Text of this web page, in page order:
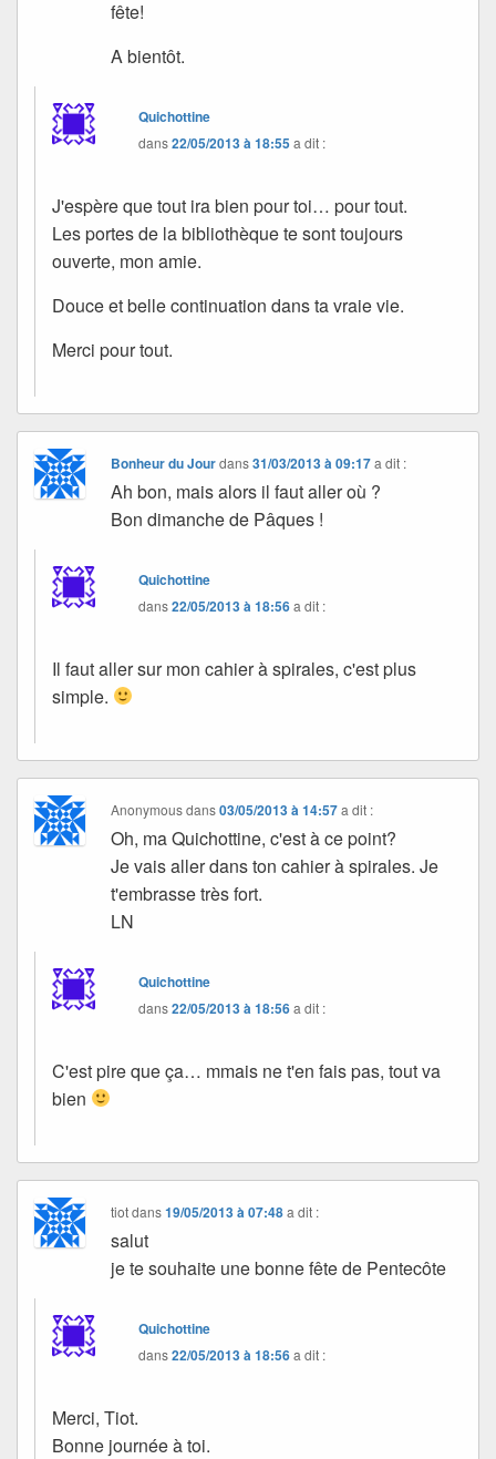
fête!
A bientôt.
Quichottine
dans22/05/2013 à 18:55a dit :
J'espère que tout ira bien pour toi… pour tout.
Les portes de la bibliothèque te sont toujours
ouverte, mon amie.
Douce et belle continuation dans ta vraie vie.
Merci pour tout.
Bonheur du Jourdans31/03/2013 à 09:17 a dit :
Ah bon, mais alors il faut aller où ?
Bon dimanche de Pâques !
Quichottine
dans22/05/2013 à 18:56a dit :
Il faut aller sur mon cahier à spirales, c'est plus
simple.
Anonymousdans03/05/2013 à 14:57 a dit :
Oh, ma Quichottine, c'est à ce point?
Je vais aller dans ton cahier à spirales. Je
t'embrasse très fort.
LN
Quichottine
dans22/05/2013 à 18:56a dit :
C'est pire que ça… mmais ne t'en fais pas, tout va
bien
tiotdans19/05/2013 à 07:48 a dit :
salut
je te souhaite une bonne fête de Pentecôte
Quichottine
dans22/05/2013 à 18:56a dit :
Merci, Tiot.
Bonne journée à toi.